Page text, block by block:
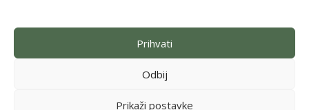
Prihvati
Odbij
Prikaži postavke
Pridruži se i uzmi 10% popusta na prvu
Budi među prvima koji saznaju za nove brendove, ekskluzivne
proizvode i posebne ponude — uz to odmah dobivaš
na
-